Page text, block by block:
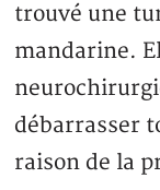
trouvé une
mandarine.
débarrasser
raison de la